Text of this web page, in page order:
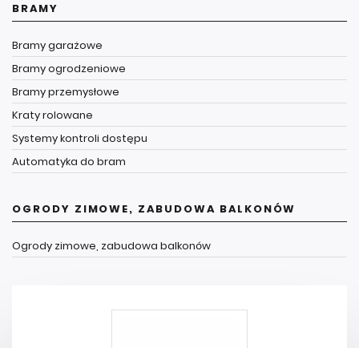
BRAMY
Bramy garażowe
Bramy ogrodzeniowe
Bramy przemysłowe
Kraty rolowane
Systemy kontroli dostępu
Automatyka do bram
OGRODY ZIMOWE, ZABUDOWA BALKONÓW
Ogrody zimowe, zabudowa balkonów